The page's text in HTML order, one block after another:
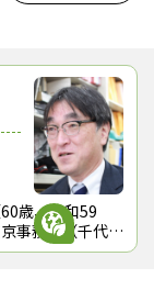
歳、昭和59
事務所（千代田
た。齋藤氏は、